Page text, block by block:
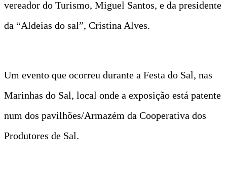
vereador do Turismo, Miguel Santos, e da presidente
da “Aldeias do sal”, Cristina Alves.
Um evento que ocorreu durante a Festa do Sal, nas
Marinhas do Sal, local onde a exposição está patente
num dos pavilhões/Armazém da Cooperativa dos
Produtores de Sal.